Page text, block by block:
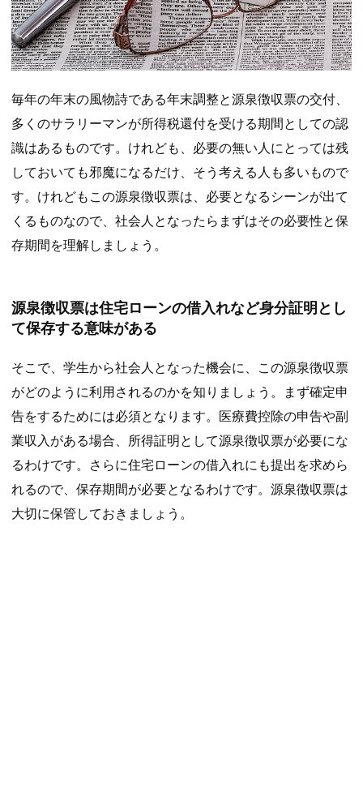
毎年の年末の風物詩である年末調整と源泉徴収票の交付、
多くのサラリーマンが所得税還付を受ける期間としての認
識はあるものです。けれども、必要の無い人にとっては残
しておいても邪魔になるだけ、そう考える人も多いもので
す。けれどもこの源泉徴収票は、必要となるシーンが出て
くるものなので、社会人となったらまずはその必要性と保
存期間を理解しましょう。
源泉徴収票は住宅ローンの借入れなど身分証明とし
て保存する意味がある
そこで、学生から社会人となった機会に、この源泉徴収票
がどのように利用されるのかを知りましょう。まず確定申
告をするためには必須となります。医療費控除の申告や副
業収入がある場合、所得証明として源泉徴収票が必要にな
るわけです。さらに住宅ローンの借入れにも提出を求めら
れるので、保存期間が必要となるわけです。源泉徴収票は
大切に保管しておきましょう。